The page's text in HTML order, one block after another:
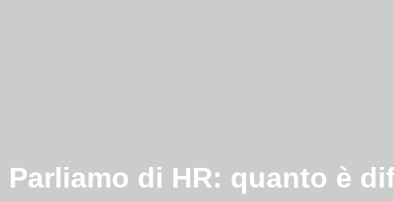
Parliamo di HR: quanto è